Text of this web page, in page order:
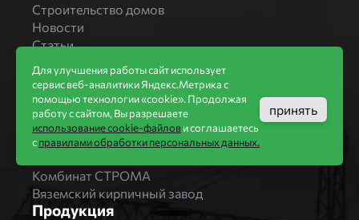
Строительство домов
Новости
Статьи
Производители
Бренды
Bonolit
Завод Мстера
Вышневолоцкая керамика
Комбинат СТРОМА
Вяземский кирпичный завод
Продукция
Для улучшения работы сайт использует
сервис веб-аналитики Яндекс.Метрика с
помощью технологии «cookie». Продолжая
работу с сайтом, Вы разрешаете
использование cookie-файлови соглашаетесь
справилами обработки персональных данных.
принять